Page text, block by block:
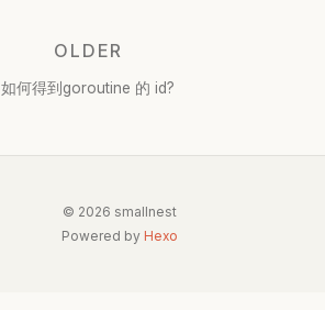
OLDER
如何得到goroutine 的 id?
© 2026 smallnest
Powered by Hexo